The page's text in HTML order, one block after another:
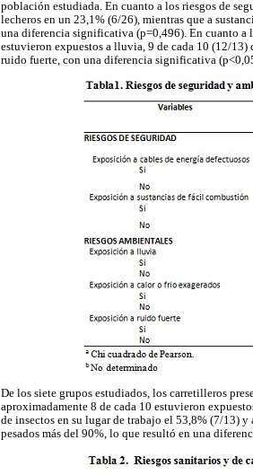
población estudiada. En cuanto a los riesgos de
lecheros en un 23,1% (6/26), mientras que a
una diferencia significativa (p=0,496). En cuanto a
estuvieron expuestos a lluvia, 9 de cada 10 (12/
ruido fuerte, con una diferencia significativa
De los siete grupos estudiados, los carretilleros
aproximadamente 8 de cada 10 estuvieron
de insectos en su lugar de trabajo el 53,8% (7/13)
pesados más del 90%, lo que resultó en una